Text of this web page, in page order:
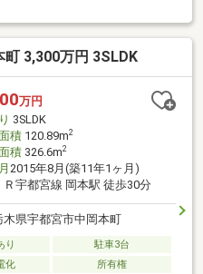
境■・サンユー 奈坪店まで
河内奈坪台店まで75ｍ(徒歩
まで205ｍ(徒歩約3分)◆住宅
安な点や疑問について安心
サポートいたします～どんな
な事でもお気軽にご相談くだ
3,300万円 3SLDK
万円
3SLDK
積120.89m2
積326.6m2
2015年8月(築11年1ヶ月)
Ｒ宇都宮線 岡本駅 徒歩30分
木県宇都宮市中岡本町
り
駐車3台
化 所有権